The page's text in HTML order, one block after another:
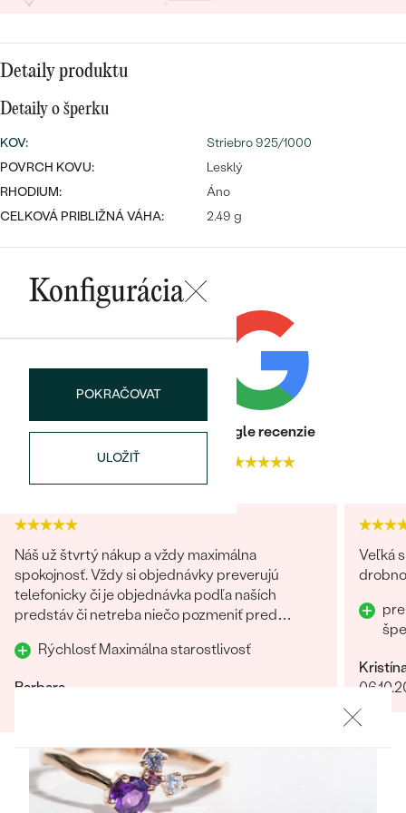
Najpredávanejšie
svadobné
obrúčky
DRAHOKAM
PODĽA MATERIÁLU
PLATINA
Wave kolekcia
OBJAVIŤ
S LAB GROWN DIAMANTMI
S PERLAMI
PERSONALIZOVANÉ
MINIMALISTICKÉ
PODĽA FARBY
PODĽA TVARU DRAHOKAMU
NA MIERU
DIAMANTY
Najpredávanejšie
náušnice
LUXUSNÉ
Personalizované
prívesky
OBJAVIŤ
LUXUSNÉ
Najpredávanejšie
prstene
PREZRIEŤ
Detaily produktu
Detaily o šperku
KOV:
Striebro 925/1000
POVRCH KOVU:
Lesklý
RHODIUM:
Áno
CELKOVÁ PRIBLIŽNÁ VÁHA:
2.49 g
Konfigurácia
POKRAČOVAT
ULOŽIŤ
Heuréka recenzie
4.9
Google recenzie
Náš už štvrtý nákup a vždy maximálna
spokojnosť. Vždy si objednávky preverujú
telefonicky či je objednávka podľa naších
predstáv či netreba niečo pozmeniť pred
Rýchlosť Maximálna starostlivosť
Barbara
Veľká